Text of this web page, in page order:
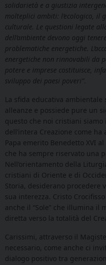
solidarietà e a giustizia
molteplici ambiti: l’ecologico, il
culturale. Le questioni legate
dell’ambiente devono oggi
problematiche energetiche.
energetiche non rinnovabili da
potere e imprese costituisce,
sviluppo dei paesi poveri”.
La sfida educativa
alleanze e possiede pure un
questo che noi cristiani
dell’intera Creazione come
Papa emerito Benedetto XVI
che ha sempre riservato una
Nell’orientamento della
cristiani di Oriente e di
Storia, desiderano procedere
sua interezza. Cristo
anche il “Sole” che illumina il
diretta verso la totalità del
Carissimi, attraverso il
necessario, come anche ci
dialogo positivo tra